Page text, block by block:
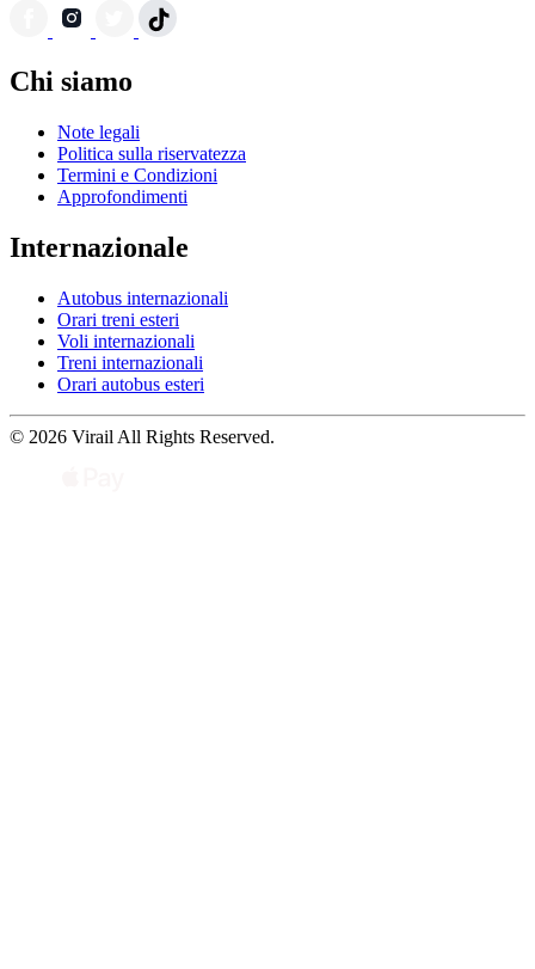
Chi siamo
Note legali
Politica sulla riservatezza
Termini e Condizioni
Approfondimenti
Internazionale
Autobus internazionali
Orari treni esteri
Voli internazionali
Treni internazionali
Orari autobus esteri
© 2026 Virail All Rights Reserved.